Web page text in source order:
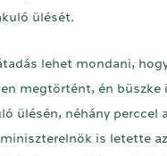
ülését.
lehet mondani,
megtörtént, én büszke
ülésén, néhány perccel
is letette